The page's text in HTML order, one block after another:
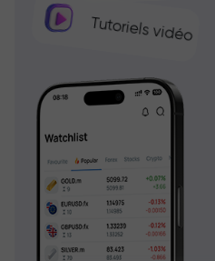
Tutoriels vidéo